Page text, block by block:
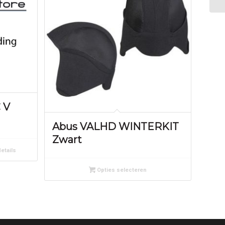
V
Abus VALHD WINTERKIT
Zwart
Opties selecteren